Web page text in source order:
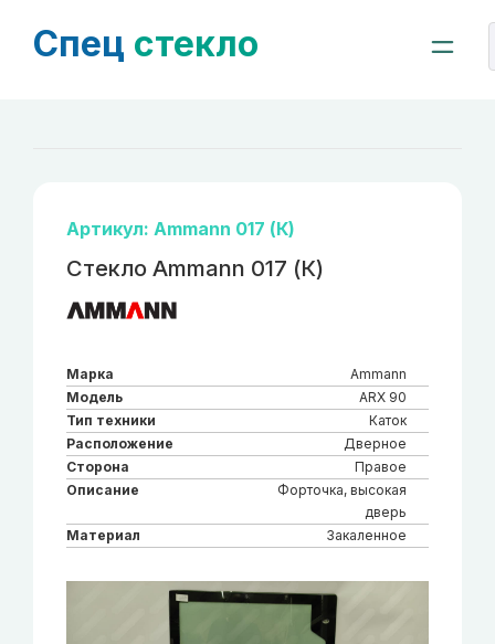
Спец стекло
Артикул: Ammann 017 (К)
Стекло Ammann 017 (К)
Марка
Ammann
Модель
ARX 90
Тип техники
Каток
Расположение
Дверное
Сторона
Правое
Описание
Форточка, высокая
дверь
Материал
Закаленное